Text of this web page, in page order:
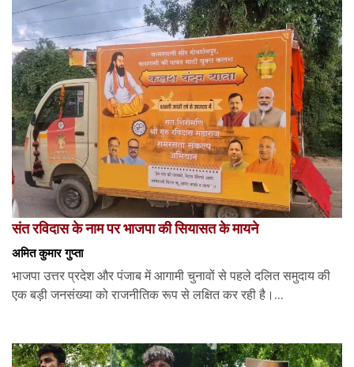
संत रविदास के नाम पर भाजपा की सियासत के मायने
अमित कुमार गुप्ता
भाजपा उत्तर प्रदेश और पंजाब में आगामी चुनावों से पहले दलित समुदाय की
एक बड़ी जनसंख्या को राजनीतिक रूप से लक्षित कर रही है।...